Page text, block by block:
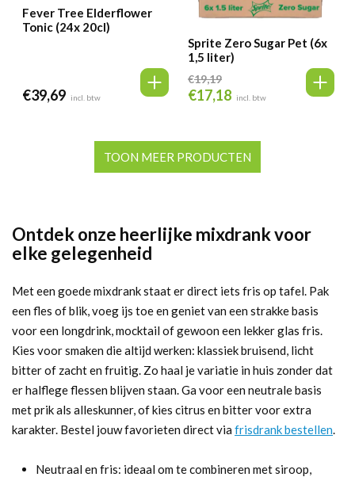
Fever Tree Elderflower
Tonic (24x 20cl)
€39,69 incl. btw
Sprite Zero Sugar Pet (6x
1,5 liter)
€19,19
Oorspronkelijke
€19,19.
€17,18 Huidige
€17,18.
incl. btw
TOON MEER PRODUCTEN
Ontdek onze heerlijke mixdrank voor
elke gelegenheid
Met een goede mixdrank staat er direct iets fris op tafel. Pak
een fles of blik, voeg ijs toe en geniet van een strakke basis
voor een longdrink, mocktail of gewoon een lekker glas fris.
Kies voor smaken die altijd werken: klassiek bruisend, licht
bitter of zacht en fruitig. Zo haal je variatie in huis zonder dat
er halflege flessen blijven staan. Ga voor een neutrale basis
met prik als alleskunner, of kies citrus en bitter voor extra
karakter. Bestel jouw favorieten direct via frisdrank bestellen.
Neutraal en fris: ideaal om te combineren met siroop,